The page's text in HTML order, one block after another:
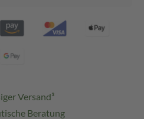
Versand³
Beratung